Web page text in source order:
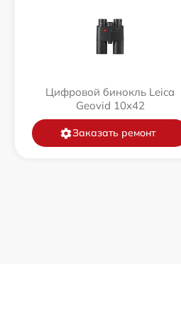
Цифровой бинокль Leica
Geovid 10x42
Заказать ремонт